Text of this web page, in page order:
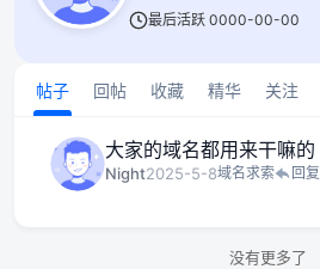
最后活跃 0000-00-00
帖子 回帖 收藏 精华 关注
大家的域名都用来干嘛的
Night2025-5-8域名求索 回复
没有更多了